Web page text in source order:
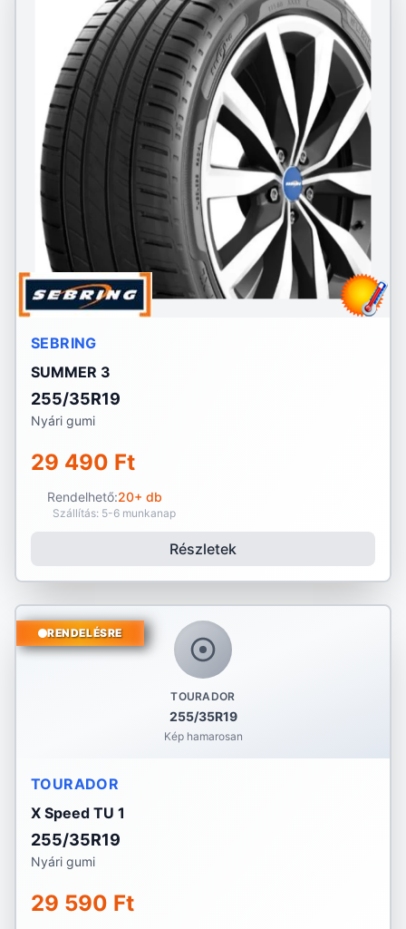
SEBRING
SUMMER 3
255/35R19
Nyári gumi
29 490 Ft
Rendelhető:20+ db
Szállítás: 5-6 munkanap
Részletek
TOURADOR
255/35R19
Kép hamarosan
RENDELÉSRE
TOURADOR
X Speed TU 1
255/35R19
Nyári gumi
29 590 Ft